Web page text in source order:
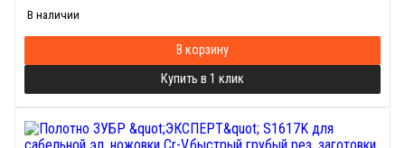
В наличии
В корзину
Купить в 1 клик